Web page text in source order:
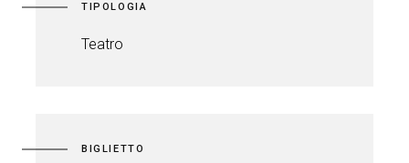
TIPOLOGIA
Teatro
BIGLIETTO